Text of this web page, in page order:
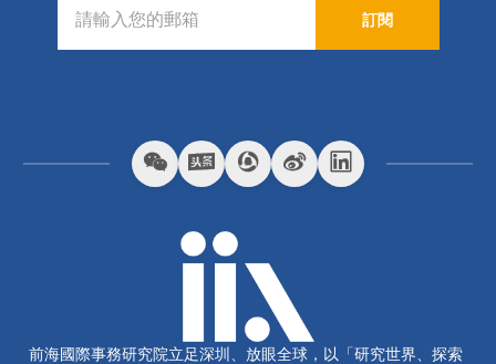
訂閱
前海國際事務研究院立足深圳、放眼全球，以「研究世界、探索